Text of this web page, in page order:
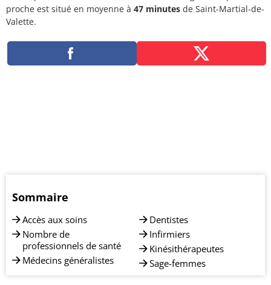
proche est situé en moyenne à 47 minutes de Saint-Martial-de-
Valette.
Sommaire
Accès aux soins
Nombre de
professionnels de santé
Médecins généralistes
Dentistes
Infirmiers
Kinésithérapeutes
Sage-femmes